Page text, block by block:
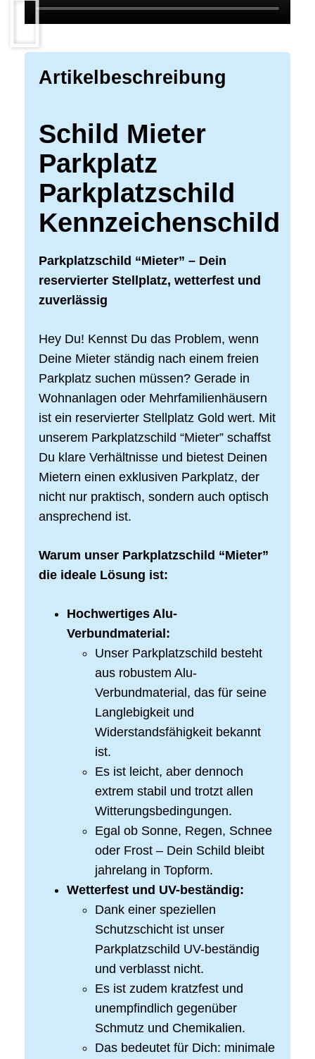
Artikelbeschreibung
Schild Mieter
Parkplatz
Parkplatzschild
Kennzeichenschild
Parkplatzschild “Mieter” – Dein
reservierter Stellplatz, wetterfest und
zuverlässig
Hey Du! Kennst Du das Problem, wenn
Deine Mieter ständig nach einem freien
Parkplatz suchen müssen? Gerade in
Wohnanlagen oder Mehrfamilienhäusern
ist ein reservierter Stellplatz Gold wert. Mit
unserem Parkplatzschild “Mieter” schaffst
Du klare Verhältnisse und bietest Deinen
Mietern einen exklusiven Parkplatz, der
nicht nur praktisch, sondern auch optisch
ansprechend ist.
Warum unser Parkplatzschild “Mieter”
die ideale Lösung ist:
Hochwertiges Alu-
Verbundmaterial:
Unser Parkplatzschild besteht
aus robustem Alu-
Verbundmaterial, das für seine
Langlebigkeit und
Widerstandsfähigkeit bekannt
ist.
Es ist leicht, aber dennoch
extrem stabil und trotzt allen
Witterungsbedingungen.
Egal ob Sonne, Regen, Schnee
oder Frost – Dein Schild bleibt
jahrelang in Topform.
Wetterfest und UV-beständig:
Dank einer speziellen
Schutzschicht ist unser
Parkplatzschild UV-beständig
und verblasst nicht.
Es ist zudem kratzfest und
unempfindlich gegenüber
Schmutz und Chemikalien.
Das bedeutet für Dich: minimale